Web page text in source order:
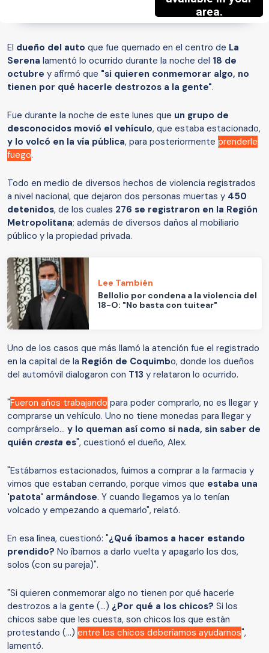
El dueño del auto que fue quemado en el centro de La
Serena lamentó lo ocurrido durante la noche del 18 de
octubre y afirmó que "si quieren conmemorar algo, no
tienen por qué hacerle destrozos a la gente".
Fue durante la noche de este lunes que un grupo de
desconocidos movió el vehículo, que estaba estacionado,
y lo volcó en la vía pública, para posteriormente prenderle
fuego.
Todo en medio de diversos hechos de violencia registrados
a nivel nacional, que dejaron dos personas muertas y 450
detenidos, de los cuales 276 se registraron en la Región
Metropolitana; además de diversos daños al mobiliario
público y la propiedad privada.
Lee También
Bellolio por condena a la violencia del
18-O: "No basta con tuitear"
Uno de los casos que más llamó la atención fue el registrado
en la capital de la Región de Coquimbo, donde los dueños
del automóvil dialogaron con T13 y relataron lo ocurrido.
"Fueron años trabajando para poder comprarlo, no es llegar y
comprarse un vehículo. Uno no tiene monedas para llegar y
comprárselo... y lo queman así como si nada, sin saber de
quién cresta es", cuestionó el dueño, Alex.
"Estábamos estacionados, fuimos a comprar a la farmacia y
vimos que estaban cerrando, porque vimos que estaba una
'patota' armándose. Y cuando llegamos ya lo tenían
volcado y empezando a quemarlo", relató.
En esa línea, cuestionó: "¿Qué íbamos a hacer estando
prendido? No íbamos a darlo vuelta y apagarlo los dos,
solos (con su pareja)".
"Si quieren conmemorar algo no tienen por qué hacerle
destrozos a la gente (...) ¿Por qué a los chicos? Si los
chicos sabe que les cuesta, son chicos los que están
protestando (...) entre los chicos deberíamos ayudarnos",
lamentó.